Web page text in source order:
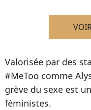
Valorisée par des
#MeToo comme
grève du sexe est
féministes.